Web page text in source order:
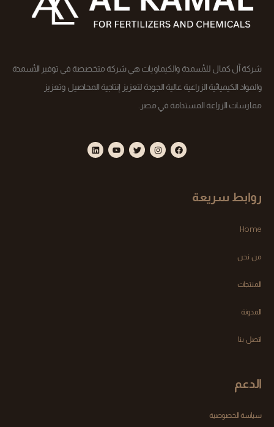
شركة آل كمال للأسمدة والكيماويات هي شركة متخصصة في توفير الأسمدة
والمواد الكيميائية الزراعية عالية الجودة لتعزيز إنتاجية المحاصيل وتعزيز
ممارسات الزراعة المستدامة في مصر.
روابط سريعة
Home
من نحن
المنتجات
المدونة
اتصل بنا
الدعم
سياسة الخصوصية